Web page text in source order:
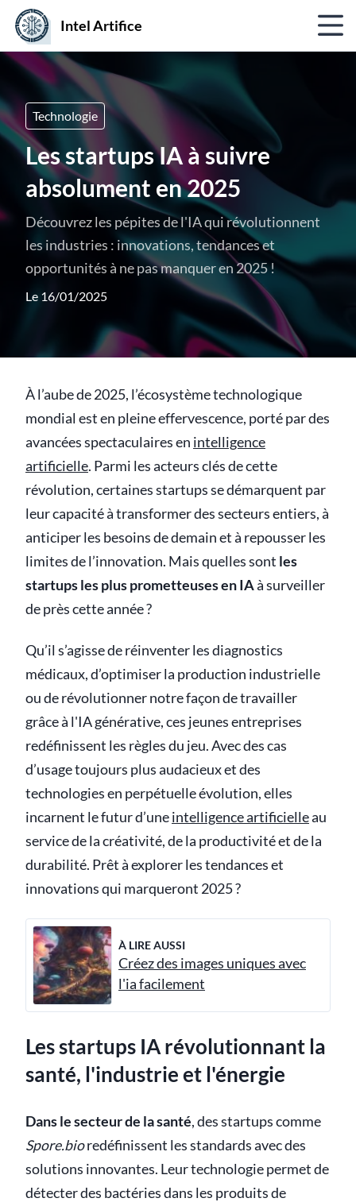
Intel Artifice
Technologie
Les startups IA à suivre
absolument en 2025
Découvrez les pépites de l'IA qui révolutionnent
les industries : innovations, tendances et
opportunités à ne pas manquer en 2025 !
Le 16/01/2025
À l’aube de 2025, l’écosystème technologique
mondial est en pleine effervescence, porté par des
avancées spectaculaires en intelligence
artificielle. Parmi les acteurs clés de cette
révolution, certaines startups se démarquent par
leur capacité à transformer des secteurs entiers, à
anticiper les besoins de demain et à repousser les
limites de l’innovation. Mais quelles sont les
startups les plus prometteuses en IAà surveiller
de près cette année ?
Qu’il s’agisse de réinventer les diagnostics
médicaux, d’optimiser la production industrielle
ou de révolutionner notre façon de travailler
grâce à l'IA générative, ces jeunes entreprises
redéfinissent les règles du jeu. Avec des cas
d’usage toujours plus audacieux et des
technologies en perpétuelle évolution, elles
incarnent le futur d’uneintelligence artificielleau
service de la créativité, de la productivité et de la
durabilité. Prêt à explorer les tendances et
innovations qui marqueront 2025 ?
À LIRE AUSSI
Créez des images uniques avec
l'ia facilement
Les startups IA révolutionnant la
santé, l'industrie et l'énergie
Dans le secteur de la santé, des startups comme
Spore.bioredéfinissent les standards avec des
solutions innovantes. Leur technologie permet de
détecter des bactéries dans les produits de